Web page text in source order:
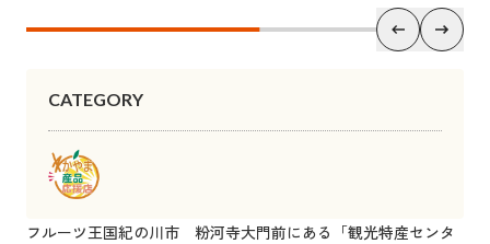
CATEGORY
フルーツ王国紀の川市 粉河寺大門前にある「観光特産センタ